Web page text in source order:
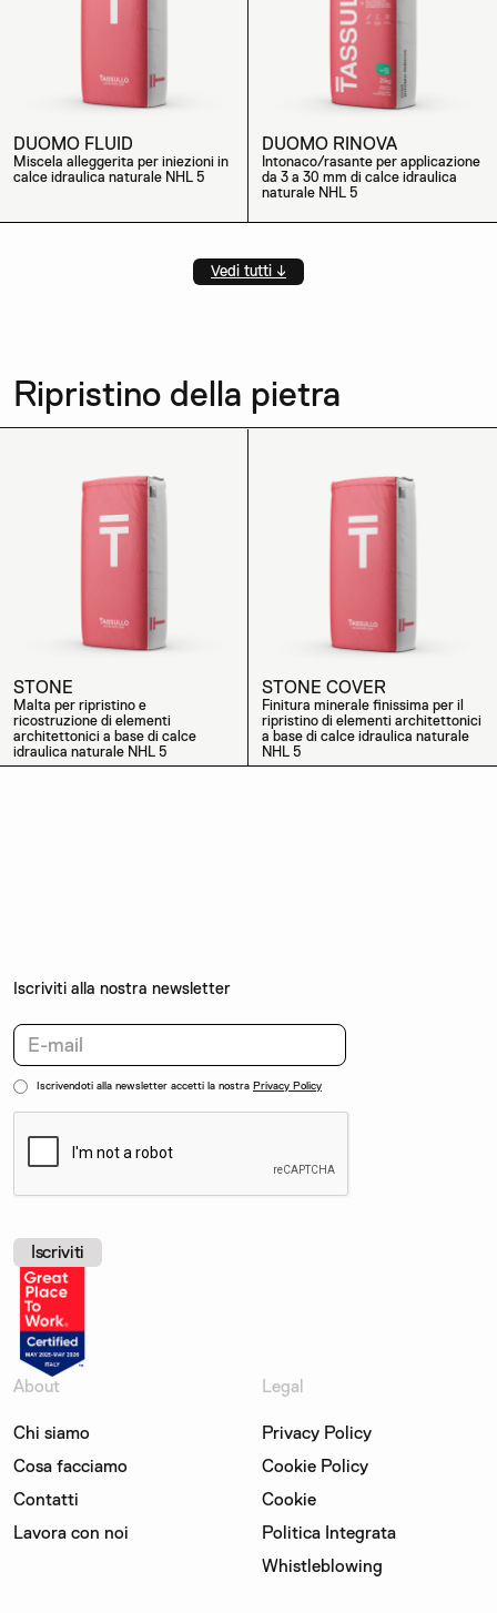
DUOMO FLUID
Miscela alleggerita per iniezioni in
calce idraulica naturale NHL 5
DUOMO RINOVA
Intonaco/rasante per applicazione
da 3 a 30 mm di calce idraulica
naturale NHL 5
Vedi tutti ↓
Ripristino della pietra
STONE
Malta per ripristino e
ricostruzione di elementi
architettonici a base di calce
idraulica naturale NHL 5
STONE COVER
Finitura minerale finissima per il
ripristino di elementi architettonici
a base di calce idraulica naturale
NHL 5
Iscriviti alla nostra newsletter
Iscrivendoti alla newsletter accetti la nostra Privacy Policy
About
Chi siamo
Cosa facciamo
Contatti
Lavora con noi
Legal
Privacy Policy
Cookie Policy
Cookie
Politica Integrata
Whistleblowing